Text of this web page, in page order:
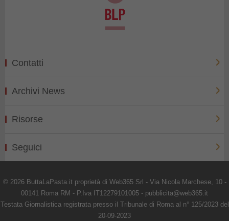
Contatti
Archivi News
Risorse
Seguici
© 2026 ButtaLaPasta.it proprietà di Web365 Srl - Via Nicola Marchese, 10 -
00141 Roma RM - P.Iva IT12279101005 - pubblicita@web365.it
Testata Giornalistica registrata presso il Tribunale di Roma al n° 125/2023 del
20-09-2023